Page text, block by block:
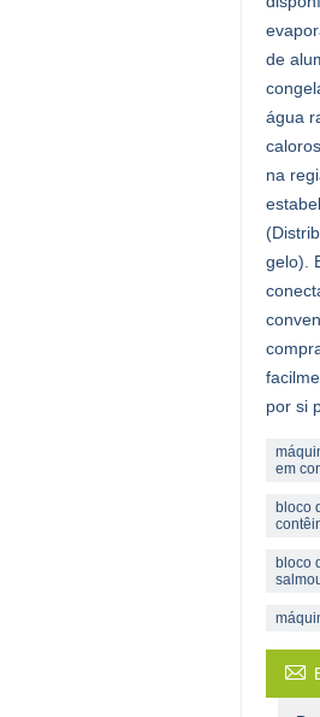
de
água
na
gelo).
por si
em
bloco
bloco
